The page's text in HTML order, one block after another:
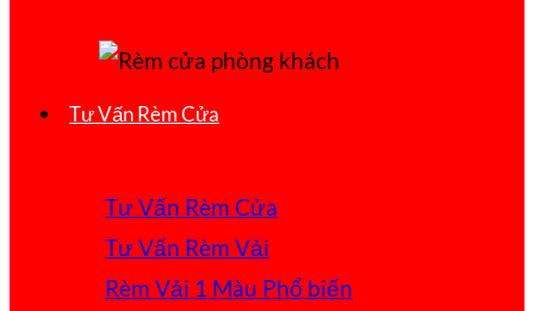
Tư Vấn Rèm Cửa
Tư Vấn Rèm Cửa
Tư Vấn Rèm Vải
Rèm Vải 1 Màu